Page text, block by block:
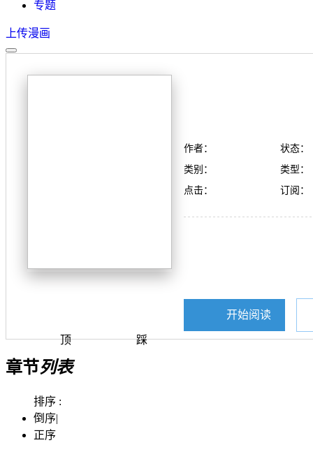
专题
上传漫画
顶 踩
作者：
状态：
类别：
类型：
点击：
订阅：
开始阅读
章节列表
排序 :
倒序|
正序